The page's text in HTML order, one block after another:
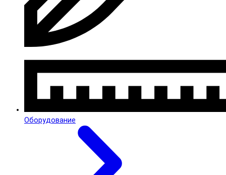
Оборудование